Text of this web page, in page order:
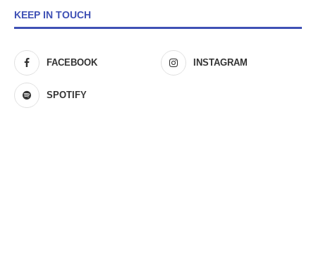
KEEP IN TOUCH
FACEBOOK INSTAGRAM
SPOTIFY